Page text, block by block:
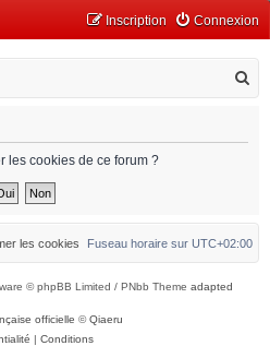
Connexion
Inscription
h
les cookies de ce forum ?
Fuseau horaire sur UTC+02:00
les cookies
© phpBB Limited / PNbb Theme adapted
officielle ©Qiaeru
| Conditions